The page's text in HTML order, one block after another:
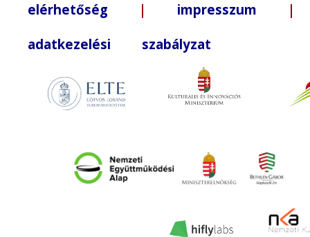
elérhetőség | impresszum |
adatkezelési szabályzat